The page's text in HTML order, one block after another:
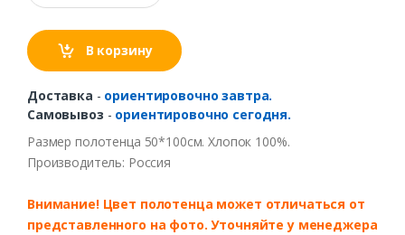
В корзину
Доставка - ориентировочно завтра.
Самовывоз - ориентировочно сегодня.
Размер полотенца 50*100см. Хлопок 100%.
Производитель: Россия
Внимание! Цвет полотенца может отличаться от
представленного на фото. Уточняйте у менеджера